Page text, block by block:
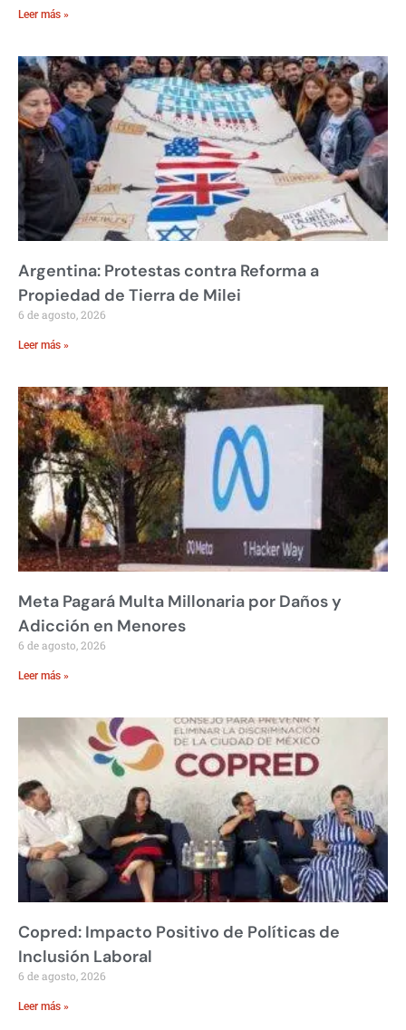
Leer más »
Argentina: Protestas contra Reforma a
Propiedad de Tierra de Milei
6 de agosto, 2026
Leer más »
Meta Pagará Multa Millonaria por Daños y
Adicción en Menores
6 de agosto, 2026
Leer más »
Copred: Impacto Positivo de Políticas de
Inclusión Laboral
6 de agosto, 2026
Leer más »